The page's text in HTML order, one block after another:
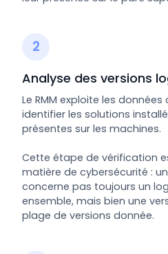
2
Analyse des versions
Le RMM exploite les
identifier les solutions
présentes sur les machines.
Cette étape de vérification
matière de cybersécurité :
concerne pas toujours un
ensemble, mais bien une
plage de versions donnée.